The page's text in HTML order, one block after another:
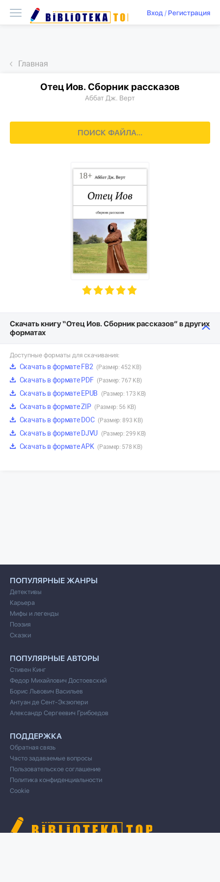
Вход/ Регистрация
Главная
Отец Иов. Сборник рассказов
Аббат Дж. Верт
ПОИСК ФАЙЛА...
Скачать книгу “Отец Иов. Сборник рассказов” в других
форматах
Доступные форматы для скачивания:
Скачать в формате FB2 (Размер: 452 KB)
Скачать в формате PDF (Размер: 767 KB)
Скачать в формате EPUB (Размер: 173 KB)
Скачать в формате ZIP (Размер: 56 KB)
Скачать в формате DOC (Размер: 893 KB)
Скачать в формате DJVU (Размер: 299 KB)
Скачать в формате APK (Размер: 578 KB)
ПОПУЛЯРНЫЕ ЖАНРЫ
Детективы
Карьера
Мифы и легенды
Поэзия
Сказки
ПОПУЛЯРНЫЕ АВТОРЫ
Стивен Кинг
Федор Михайлович Достоевский
Борис Львович Васильев
Антуан де Сент-Экзюпери
Александр Сергеевич Грибоедов
ПОДДЕРЖКА
Обратная связь
Часто задаваемые вопросы
Пользовательское соглашение
Политика конфиденциальности
Cookie